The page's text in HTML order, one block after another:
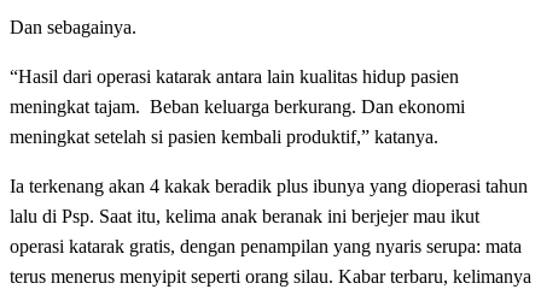
Dan sebagainya.
“Hasil dari operasi katarak antara lain kualitas hidup pasien
meningkat tajam. Beban keluarga berkurang. Dan ekonomi
meningkat setelah si pasien kembali produktif,” katanya.
Ia terkenang akan 4 kakak beradik plus ibunya yang dioperasi tahun
lalu di Psp. Saat itu, kelima anak beranak ini berjejer mau ikut
operasi katarak gratis, dengan penampilan yang nyaris serupa: mata
terus menerus menyipit seperti orang silau. Kabar terbaru, kelimanya